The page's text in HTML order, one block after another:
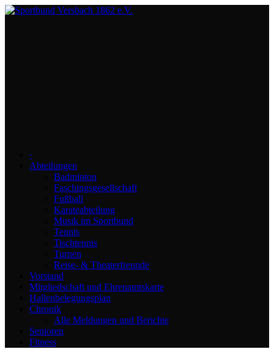
∙
Abteilungen
Badminton
Faschingsgesellschaft
Fußball
Karateabteilung
Musik im Sportbund
Tennis
Tischtennis
Turnen
Reise- & Theaterfreunde
Vorstand
Mitgliedschaft und Ehrenamtskarte
Hallenbelegungsplan
Chronik
Alle Meldungen und Berichte
Senioren
Fitness